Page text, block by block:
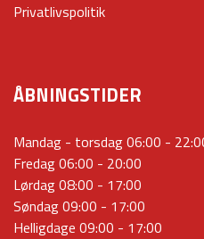
Privatlivspolitik
ÅBNINGSTIDER
Mandag - torsdag 06:00 -
Fredag 06:00 - 20:00
Lørdag 08:00 - 17:00
Søndag 09:00 - 17:00
Helligdage 09:00 - 17:00